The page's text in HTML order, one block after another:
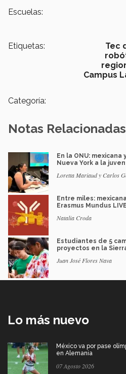
Escuelas:
Etiquetas: Tec
Campus
Categoría:
Notas Relacionadas
En la ONU: mexicana
Nueva York a la
Loretta Mariaud y Carlos
Entre miles:
Erasmus Mundus LIVE
Natalia Croda
Estudiantes de 5
proyectos en la
Juan José Flores Nava
Lo más nuevo
México va por pase
en Alemania
07 Agosto 2026